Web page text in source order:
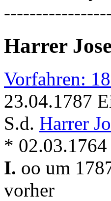
Harrer
Vorfahren:
23.04.1787
S.d. Harrer
*
I. oo um
vorher